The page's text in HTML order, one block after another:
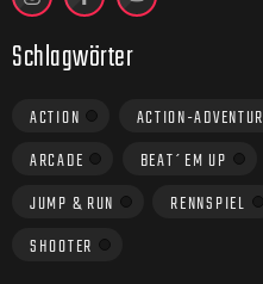
Schlagwörter
ACTION ACTION-
ARCADE
BEAT´EM UP
JUMP & RUN
RENNSPIEL
SHOOTER